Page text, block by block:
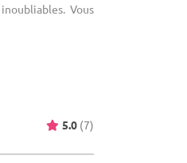
Vous
5.0 (7)